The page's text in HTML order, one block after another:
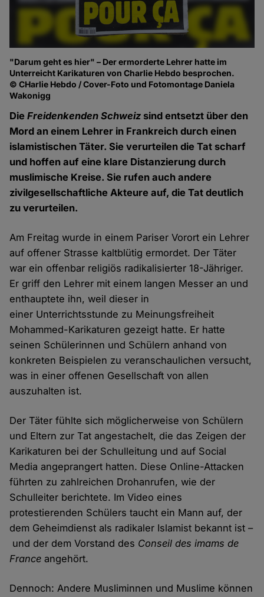
"Darum geht es hier" – Der ermorderte Lehrer hatte im
Unterreicht Karikaturen von Charlie Hebdo besprochen.
© CHarlie Hebdo / Cover-Foto und Fotomontage Daniela
Wakonigg
DieFreidenkenden Schweiz sind entsetzt über den
Mord an einem Lehrer in Frankreich durch einen
islamistischen Täter. Sie verurteilen die Tat scharf
und hoffen auf eine klare Distanzierung durch
muslimische Kreise. Sie rufen auch andere
zivilgesellschaftliche Akteure auf, die Tat deutlich
zu verurteilen.
Am Freitag wurde in einem Pariser Vorort ein Lehrer
auf offener Strasse kaltblütig ermordet. Der Täter
war ein offenbar religiös radikalisierter 18-Jähriger.
Er griff den Lehrer mit einem langen Messer an und
enthauptete ihn, weil dieser in
einer Unterrichtsstunde zu Meinungsfreiheit
Mohammed-Karikaturen gezeigt hatte. Er hatte
seinen Schülerinnen und Schülern anhand von
konkreten Beispielen zu veranschaulichen versucht,
was in einer offenen Gesellschaft von allen
auszuhalten ist.
Der Täter fühlte sich möglicherweise von Schülern
und Eltern zur Tat angestachelt, die das Zeigen der
Karikaturen bei der Schulleitung und auf Social
Media angeprangert hatten. Diese Online-Attacken
führten zu zahlreichen Drohanrufen, wie der
Schulleiter berichtete. Im Video eines
protestierenden Schülers taucht ein Mann auf, der
dem Geheimdienst als radikaler Islamist bekannt ist –
und der dem Vorstand des Conseil des imams de
France angehört.
Dennoch: Andere Musliminnen und Muslime können